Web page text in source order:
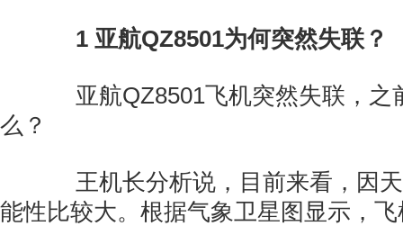
1 亚航QZ8501为何突然失联？
亚航QZ8501飞机突然失联，之
么？
王机长分析说，目前来看，因天
能性比较大。根据气象卫星图显示，